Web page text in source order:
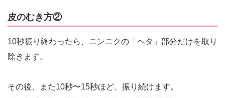
皮のむき方②
10秒振り終わったら、ニンニクの「ヘタ」部分だけを取り
除きます。
その後、また10秒〜15秒ほど、振り続けます。